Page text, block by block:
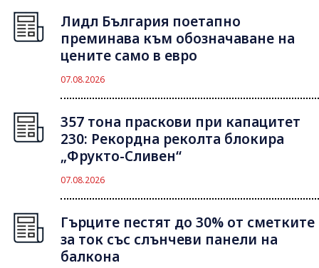
Лидл България поетапно
преминава към обозначаване на
цените само в евро
07.08.2026
357 тона праскови при капацитет
230: Рекордна реколта блокира
„Фрукто-Сливен“
07.08.2026
Гърците пестят до 30% от сметките
за ток със слънчеви панели на
балкона